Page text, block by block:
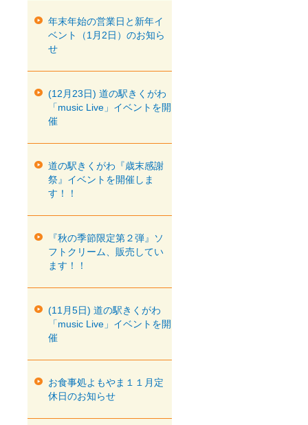
年末年始の営業日と新年イ
ベント（1月2日）のお知ら
せ
(12月23日) 道の駅きくがわ
「music Live」イベントを開
催
道の駅きくがわ『歳末感謝
祭』イベントを開催しま
す！！
『秋の季節限定第２弾』ソ
フトクリーム、販売してい
ます！！
(11月5日) 道の駅きくがわ
「music Live」イベントを開
催
お食事処よもやま１１月定
休日のお知らせ